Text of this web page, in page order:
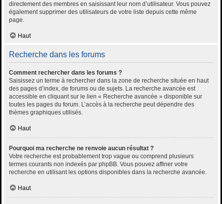
directement des membres en saisissant leur nom d’utilisateur. Vous pouvez
également supprimer des utilisateurs de votre liste depuis cette même
page.
Haut
Recherche dans les forums
Comment rechercher dans les forums ?
Saisissez un terme à rechercher dans la zone de recherche située en haut
des pages d’index, de forums ou de sujets. La recherche avancée est
accessible en cliquant sur le lien « Recherche avancée » disponible sur
toutes les pages du forum. L’accès à la recherche peut dépendre des
thèmes graphiques utilisés.
Haut
Pourquoi ma recherche ne renvoie aucun résultat ?
Votre recherche est probablement trop vague ou comprend plusieurs
termes courants non indexés par phpBB. Vous pouvez affiner votre
recherche en utilisant les options disponibles dans la recherche avancée.
Haut